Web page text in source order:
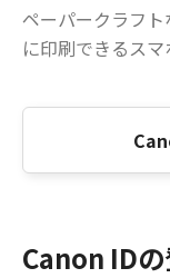
ペーパークラフ
に印刷できるスマ
Canon ID